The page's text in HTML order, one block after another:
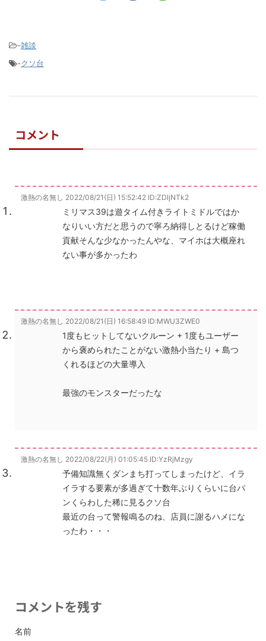
-雑談
-クソ台
コメント
激熱の名無し 2022/08/21(日) 15:52:42 ID:ZDljNTk2
ミリマス39は遊タイム付きライトミドルではか
なりいい方だと思うので寧ろ納得しとるけど稼働
貢献そんな少なかったんやな、マイホは大概座れ
ない事が多かったわ
激熱の名無し 2022/08/21(日) 16:58:49 ID:MWU3ZWE0
1度もヒットしてないクルーン + 1度もユーザー
から褒められたことがない激熱小当たり + 島つ
くれるほどの大量導入
最強のモンスターだったな
激熱の名無し 2022/08/22(月) 01:05:45 ID:YzRjMzgy
予備知識無くダンまち打ってしまったけど、イラ
イラする要素が多過ぎて十数年ぶりくらいに台パ
ンくらわした稀に見るクソ台
最近の台って警報鳴るのね、店員に謝るハメにな
ったわ・・・
コメントを残す
名前